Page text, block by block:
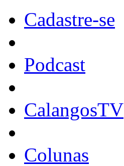
Cadastre-se
Podcast
CalangosTV
Colunas